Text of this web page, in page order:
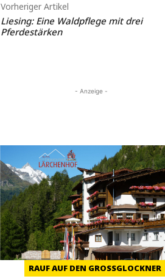
Vorheriger Artikel
Liesing: Eine Waldpflege mit drei
Pferdestärken
- Anzeige -
RAUF AUF DEN GROSSGLOCKNER